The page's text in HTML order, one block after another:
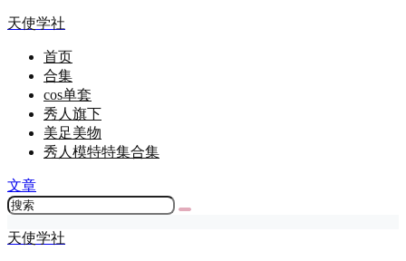
天使学社
首页
合集
cos单套
秀人旗下
美足美物
秀人模特特集合集
文章
天使学社